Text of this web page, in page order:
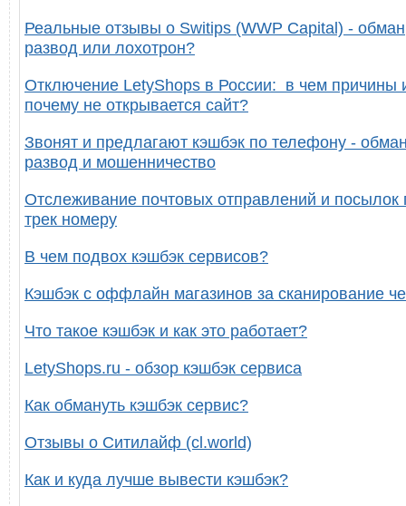
Реальные отзывы о Switips (WWP Capital) -
развод или лохотрон?
Отключение LetyShops в России: в чем причины
почему не открывается сайт?
Звонят и предлагают кэшбэк по телефону -
развод и мошенничество
Отслеживание почтовых отправлений и посылок
трек номеру
В чем подвох кэшбэк сервисов?
Кэшбэк с оффлайн магазинов за сканирование
Что такое кэшбэк и как это работает?
LetyShops.ru - обзор кэшбэк сервиса
Как обмануть кэшбэк сервис?
Отзывы о Ситилайф (cl.world)
Как и куда лучше вывести кэшбэк?